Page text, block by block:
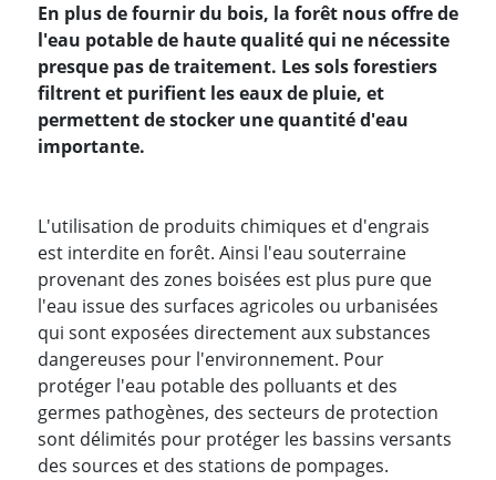
En plus de fournir du bois, la forêt nous offre de
l'eau potable de haute qualité qui ne nécessite
presque pas de traitement. Les sols forestiers
filtrent et purifient les eaux de pluie, et
permettent de stocker une quantité d'eau
importante.
L'utilisation de produits chimiques et d'engrais
est interdite en forêt. Ainsi l'eau souterraine
provenant des zones boisées est plus pure que
l'eau issue des surfaces agricoles ou urbanisées
qui sont exposées directement aux substances
dangereuses pour l'environnement. Pour
protéger l'eau potable des polluants et des
germes pathogènes, des secteurs de protection
sont délimités pour protéger les bassins versants
des sources et des stations de pompages.